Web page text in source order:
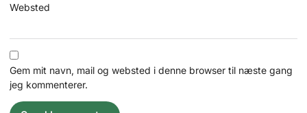
Websted
Gem mit navn, mail og websted i denne browser til næste gang
jeg kommenterer.